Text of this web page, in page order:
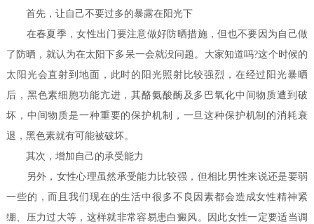
首先，让自己不要过多的暴露在阳光下
在春夏季，女性出门要注意做好防晒措施，但也不要因为自己做
了防晒，就认为在太阳下多呆一会就没问题。大家知道吗?这个时候的
太阳光会直射到地面，此时的阳光照射比较强烈，在经过阳光暴晒
后，黑色素细胞功能亢进，其酪氨酸酶及多巴氧化中间物质遭到破
坏，中间物质是一种重要的保护机制，一旦这种保护机制的消耗衰
退，黑色素就有可能被破坏。
其次，增加自己的承受能力
另外，女性心理虽然承受能力比较强，但相比男性来说还是要弱
一些的，而且我们现在的生活中很多不良因素都会造成女性精神紧
绷、压力过大等，这样就非常容易患白癜风。因此女性一定要适当调